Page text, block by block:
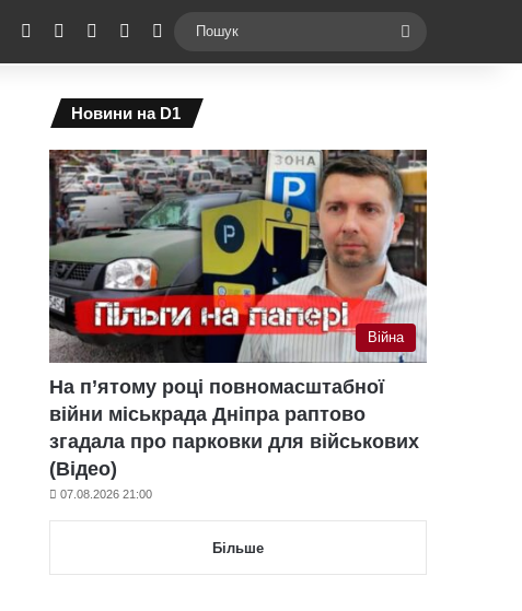
Facebook YouTubeInstagramTelegramSwitch skin
Новини на D1
Війна
На п’ятому році повномасштабної
війни міськрада Дніпра раптово
згадала про парковки для військових
(Відео)
07.08.2026 21:00
Більше